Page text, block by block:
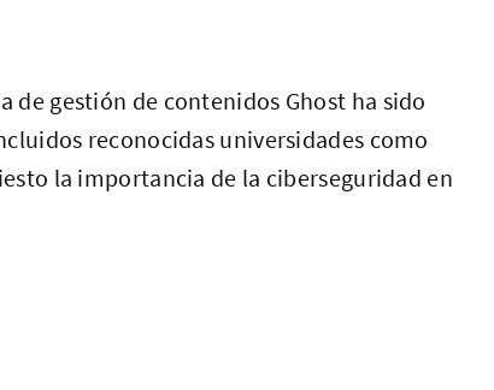
de gestión de contenidos Ghost ha sido
reconocidas universidades como
la importancia de la ciberseguridad en